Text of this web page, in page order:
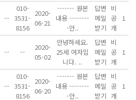
--
010-
3531-
8156
2020-
06-21
------- 원본
내용 --------
-안..
답변
메일
받기
비
공
개
1
-- --
2020-
05-02
안녕하세요.
25세 여자입
니다. ..
답변
메일
받기
비
공
개
1
--
010-
3531-
8156
2020-
06-20
------- 원본
내용 --------
-안..
답변
메일
받기
비
공
개
1